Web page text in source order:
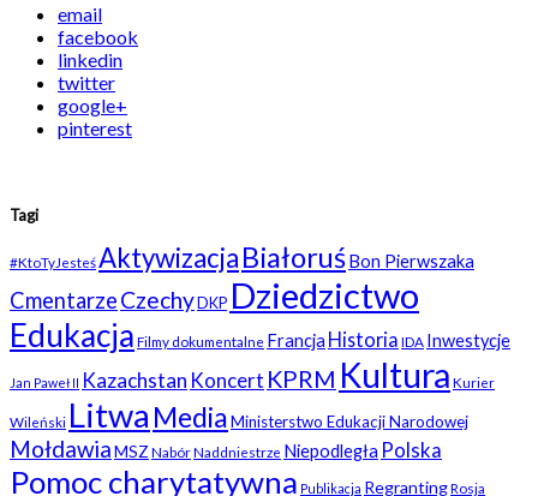
email
facebook
linkedin
twitter
google+
pinterest
Tagi
#KtoTyJesteśAktywizacjaBiałoruśBon Pierwszaka
CmentarzeCzechyDKP Dziedzictwo
Edukacja Filmy dokumentalne Francja Historia IDA Inwestycje
Jan Paweł II Kazachstan Koncert KPRM Kultura Kurier
Wileński Litwa MediaMinisterstwo Edukacji Narodowej
MołdawiaMSZ NabórNaddniestrze Niepodległa Polska
Pomoc charytatywna Publikacja RegrantingRosja